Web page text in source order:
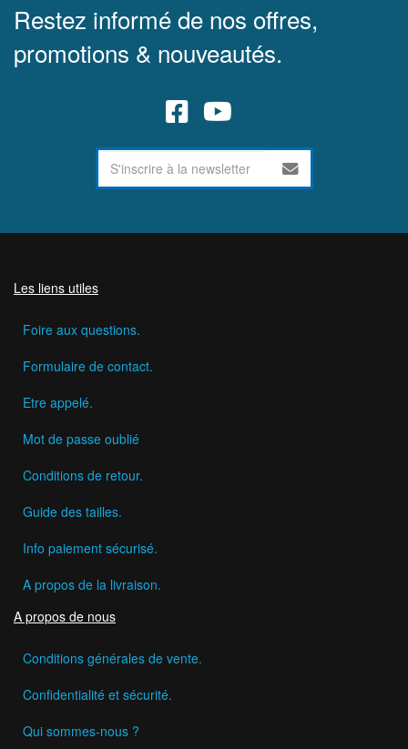
Restez informé de nos offres,
promotions & nouveautés.
Les liens utiles
Foire aux questions.
Formulaire de contact.
Etre appelé.
Mot de passe oublié
Conditions de retour.
Guide des tailles.
Info paiement sécurisé.
A propos de la livraison.
A propos de nous
Conditions générales de vente.
Confidentialité et sécurité.
Qui sommes-nous ?